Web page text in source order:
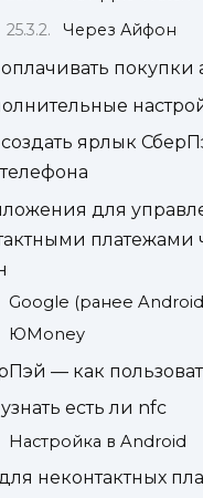
Через Айфон
оплачивать
ярлык
для
платежами
Google (ранее
ЮMoney
— как
есть ли nfc
Настройка в Android
неконтактных